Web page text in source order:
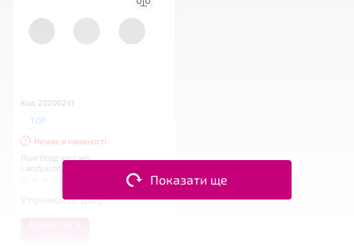
Код: 20200241
TOP
Немає в наявності
Лонгборд круізер
Landyachtz Bamboo Pinner V-Lam
Уточнюйте ціну
Показати ще